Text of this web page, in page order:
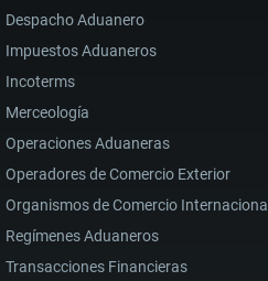
Despacho Aduanero
Impuestos Aduaneros
Incoterms
Merceología
Operaciones Aduaneras
Operadores de Comercio Exterior
Organismos de Comercio Internacional
Regímenes Aduaneros
Transacciones Financieras